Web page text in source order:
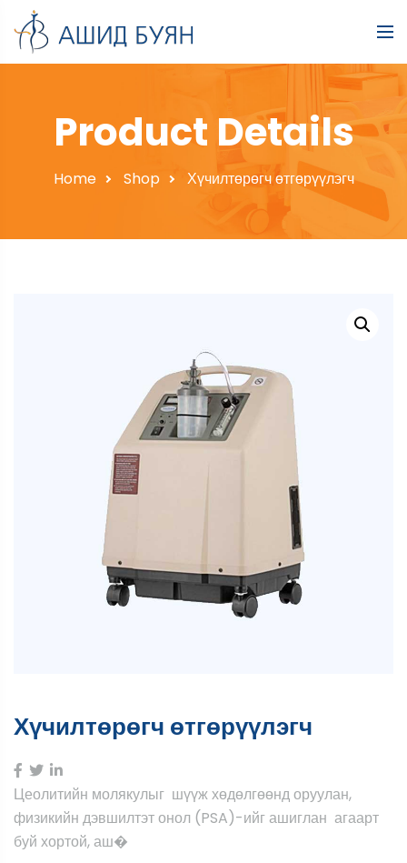
Product Details
Home Shop Хүчилтөрөгч өтгөрүүлэгч
Хүчилтөрөгч өтгөрүүлэгч
Цеолитийн молякулыг шүүж хөдөлгөөнд оруулан,
физикийн дэвшилтэт онол (PSA)-ийг ашиглан агаарт
буй хортой, аш�